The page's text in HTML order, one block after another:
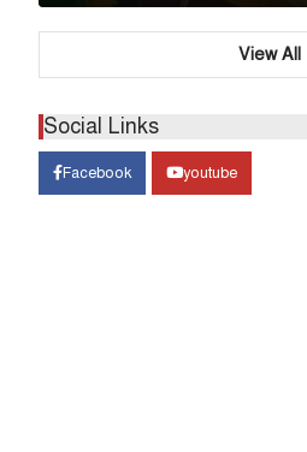
View All
Social Links
Facebook youtube